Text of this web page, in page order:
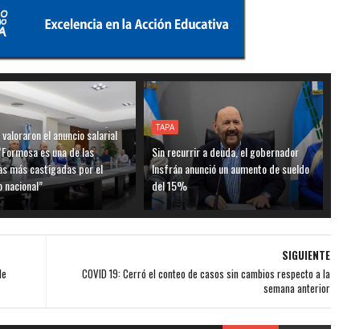
el anuncio salarial
es una de las
más castigadas por el
nacional”
TAPA
Sin recurrir a deuda, el gobernador
Insfrán anunció un aumento de sueldo
del 15%
SIGUIENTE
COVID 19: Cerró el conteo de casos sin cambios respecto a la
semana anterior